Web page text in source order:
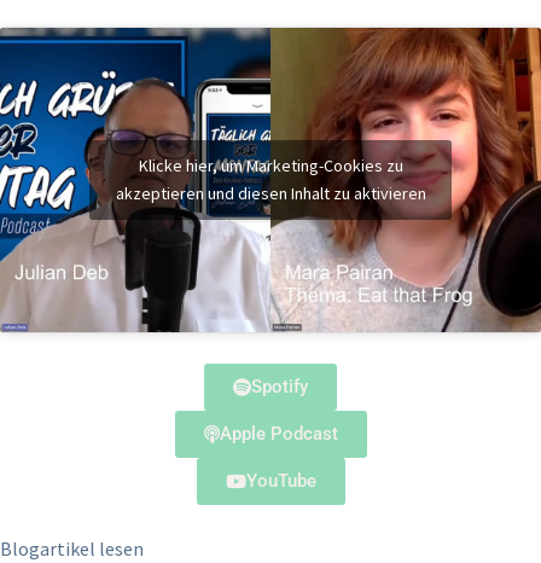
Klicke hier, um Marketing-Cookies zu
akzeptieren und diesen Inhalt zu aktivieren
Spotify
Apple Podcast
YouTube
Blogartikel lesen